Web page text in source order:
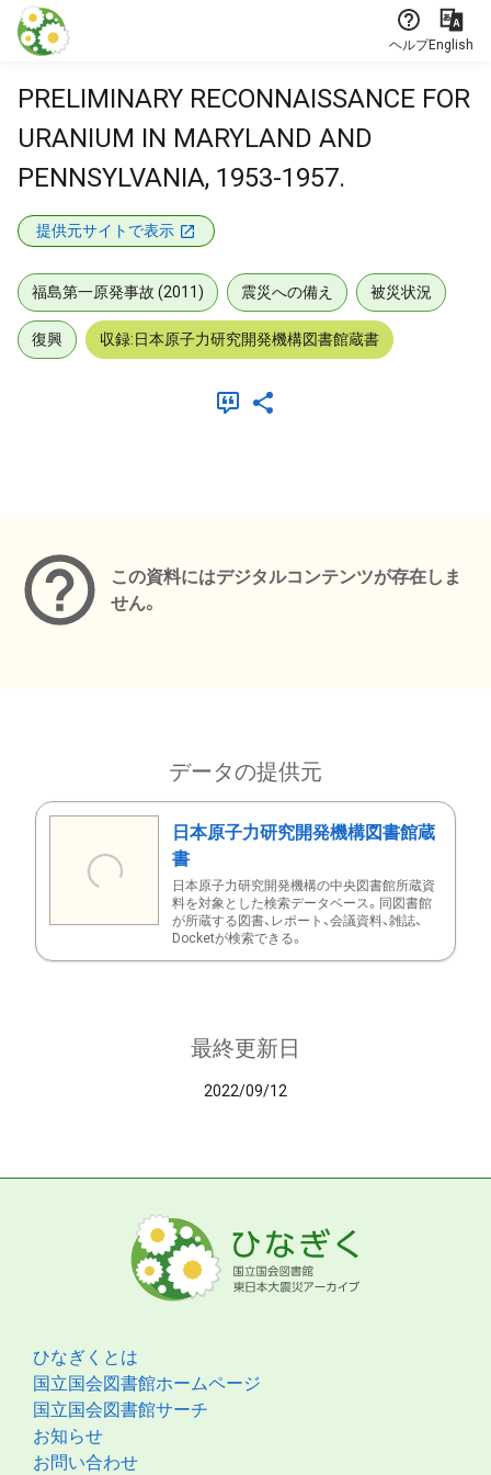
本文に飛ぶ
ヘルプEnglish
PRELIMINARY RECONNAISSANCE FOR
URANIUM IN MARYLAND AND
PENNSYLVANIA, 1953-1957.
提供元サイトで表示
福島第一原発事故 (2011) 震災への備え 被災状況
復興 収録:日本原子力研究開発機構図書館蔵書
この資料にはデジタルコンテンツが存在しま
せん。
データの提供元
日本原子力研究開発機構図書館蔵
書
日本原子力研究開発機構の中央図書館所蔵資
料を対象とした検索データベース。同図書館
が所蔵する図書、レポート、会議資料、雑誌、
Docketが検索できる。
最終更新日
2022/09/12
ひなぎくとは
国立国会図書館ホームページ
国立国会図書館サーチ
お知らせ
お問い合わせ